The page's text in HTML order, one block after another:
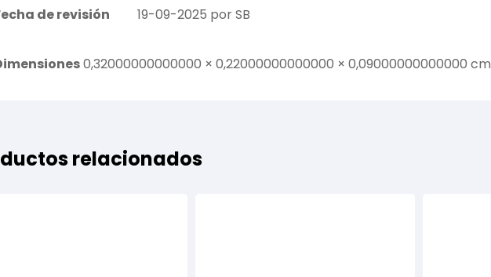
de revisión 19-09-2025 por SB
0,32000000000000 × 0,22000000000000 × 0,09000000000000 cm
relacionados